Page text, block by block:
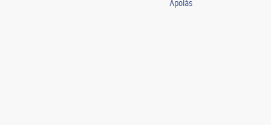
Ápolás